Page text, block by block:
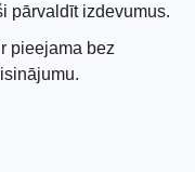
pārvaldīt izdevumus.
pieejama bez